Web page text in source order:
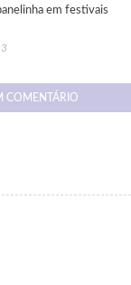
em festivais
COMENTÁRIO